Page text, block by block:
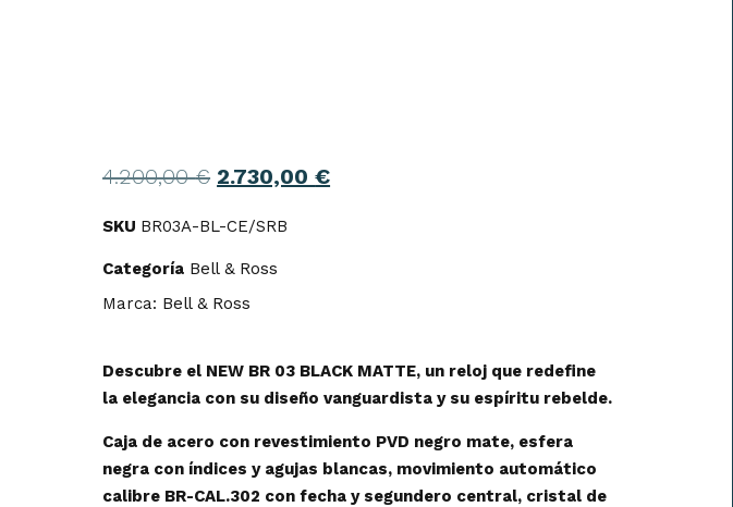
4.200,00€ 2.730,00€
SKU BR03A-BL-CE/SRB
Categoría Bell & Ross
Marca: Bell & Ross
Descubre el NEW BR 03 BLACK MATTE, un reloj que redefine
la elegancia con su diseño vanguardista y su espíritu rebelde.
Caja de acero con revestimiento PVD negro mate, esfera
negra con índices y agujas blancas, movimiento automático
calibre BR-CAL.302 con fecha y segundero central, cristal de